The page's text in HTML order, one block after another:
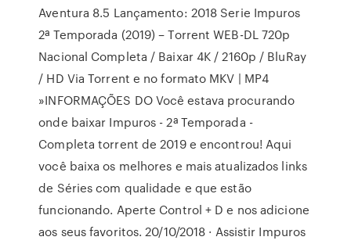
Aventura 8.5 Lançamento: 2018 Serie Impuros
2ª Temporada (2019) – Torrent WEB-DL 720p
Nacional Completa / Baixar 4K / 2160p / BluRay
/ HD Via Torrent e no formato MKV | MP4
»INFORMAÇÕES DO Você estava procurando
onde baixar Impuros - 2ª Temporada -
Completa torrent de 2019 e encontrou! Aqui
você baixa os melhores e mais atualizados links
de Séries com qualidade e que estão
funcionando. Aperte Control + D e nos adicione
aos seus favoritos. 20/10/2018 · Assistir Impuros